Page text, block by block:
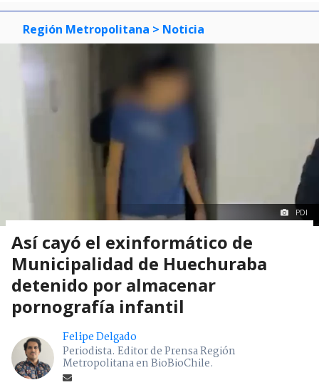
Región Metropolitana > Noticia
PDI
Así cayó el exinformático de
Municipalidad de Huechuraba
detenido por almacenar
pornografía infantil
Felipe Delgado
Periodista. Editor de Prensa Región
Metropolitana en BioBioChile.